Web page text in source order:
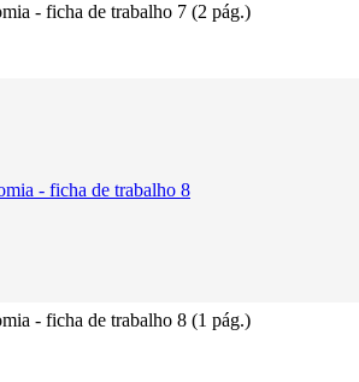
- ficha de trabalho 7 (2 pág.)
- ficha de trabalho 8
- ficha de trabalho 8 (1 pág.)